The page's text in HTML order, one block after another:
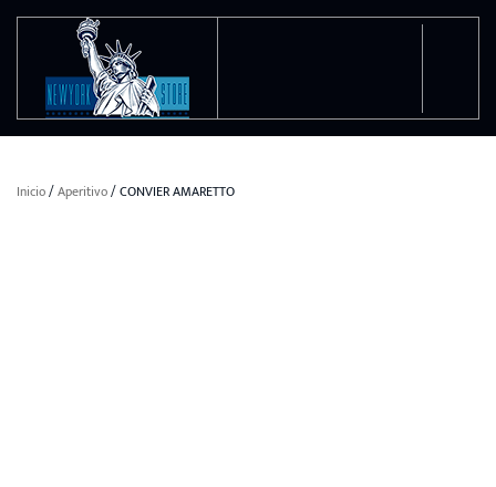
Ir al contenido principal
Inicio/Aperitivo/ CONVIER AMARETTO